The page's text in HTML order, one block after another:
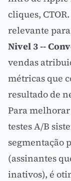
cliques,
relevante
Nivel 3 --
vendas
métricas que
resultado de
Para
testes A/B
segmentação
(assinantes
inativos), é